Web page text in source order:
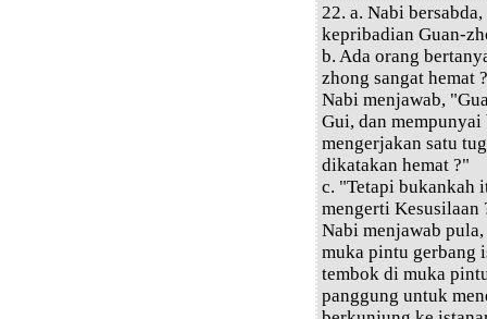
22. a. Nabi
kepribadian Guan-
b. Ada orang
zhong sangat hemat
Nabi menjawab,
Gui, dan
mengerjakan satu
dikatakan hemat ?"
c. "Tetapi bukankah
mengerti Kesusilaan
Nabi menjawab
muka pintu gerbang
tembok di muka
panggung untuk